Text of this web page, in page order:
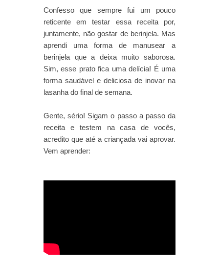
Confesso que sempre fui um pouco
reticente em testar essa receita por,
juntamente, não gostar de berinjela. Mas
aprendi uma forma de manusear a
berinjela que a deixa muito saborosa.
Sim, esse prato fica uma delícia! É uma
forma saudável e deliciosa de inovar na
lasanha do final de semana.
Gente, sério! Sigam o passo a passo da
receita e testem na casa de vocês,
acredito que até a criançada vai aprovar.
Vem aprender: